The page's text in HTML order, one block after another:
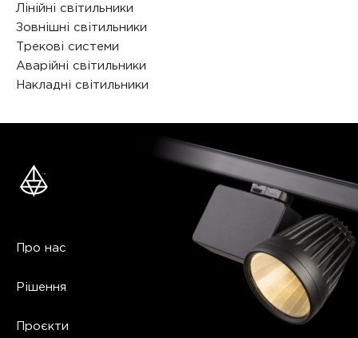
Лінійні світильники
Зовнішні світильники
Трекові системи
Аварійні світильники
Накладні світильники
Про нас
Рішення
Проєкти